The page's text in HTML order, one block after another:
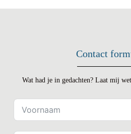
Contact
Wat had je in gedachten? Laat mij